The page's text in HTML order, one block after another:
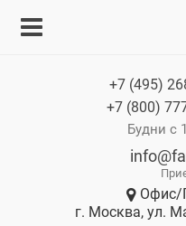
+7 (495)
+7 (800)
Будни с
Офис/
г. Москва, ул.